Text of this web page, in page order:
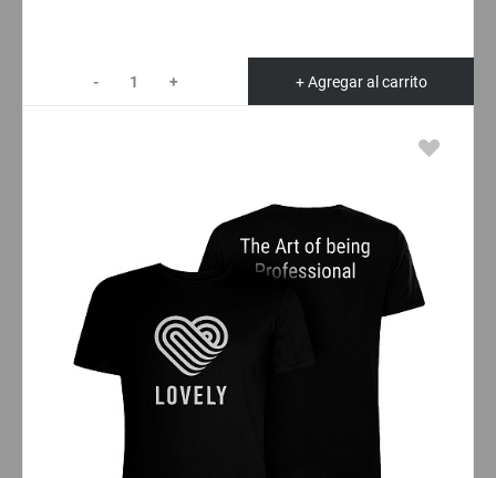
- + + Agregar al carrito